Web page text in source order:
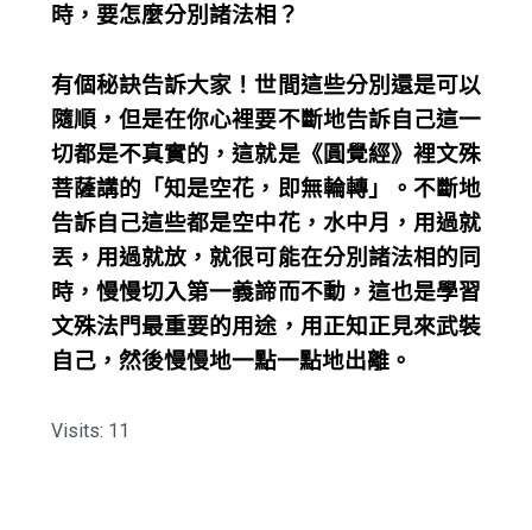
時，要怎麼分別諸法相？
有個秘訣告訴大家！世間這些分別還是可以
隨順，但是在你心裡要不斷地告訴自己這一
切都是不真實的，這就是《圓覺經》裡文殊
菩薩講的「知是空花，即無輪轉」。不斷地
告訴自己這些都是空中花，水中月，用過就
丟，用過就放，就很可能在分別諸法相的同
時，慢慢切入第一義諦而不動，這也是學習
文殊法門最重要的用途，用正知正見來武裝
自己，然後慢慢地一點一點地出離。
Visits: 11